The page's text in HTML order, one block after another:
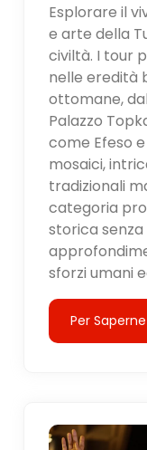
Esplorare il
e arte della
civiltà. I tour
nelle eredità
ottomane,
Palazzo
come Efeso
mosaici,
tradizionali
categoria
storica
sforzi umani
Per